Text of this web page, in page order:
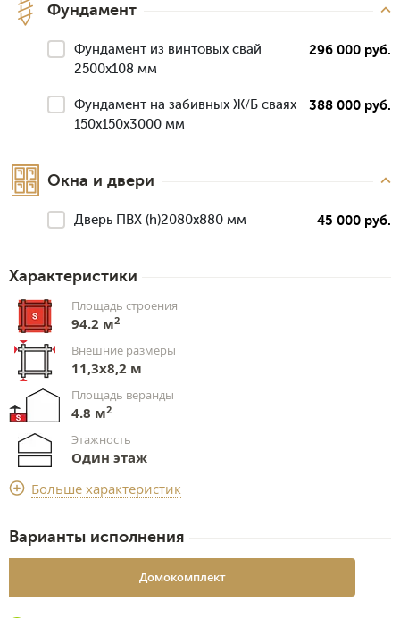
Фундамент
Фундамент из винтовых свай
2500х108 мм
296 000 руб.
Фундамент на забивных Ж/Б сваях
150x150x3000 мм
388 000 руб.
Окна и двери
Дверь ПВХ (h)2080х880 мм 45 000 руб.
Характеристики
Площадь строения
94.2 м2
Внешние размеры
11,3х8,2 м
Площадь веранды
4.8 м2
Этажность
Один этаж
Срок доставки
2 недели
Больше характеристик
Варианты исполнения
Домокомплект